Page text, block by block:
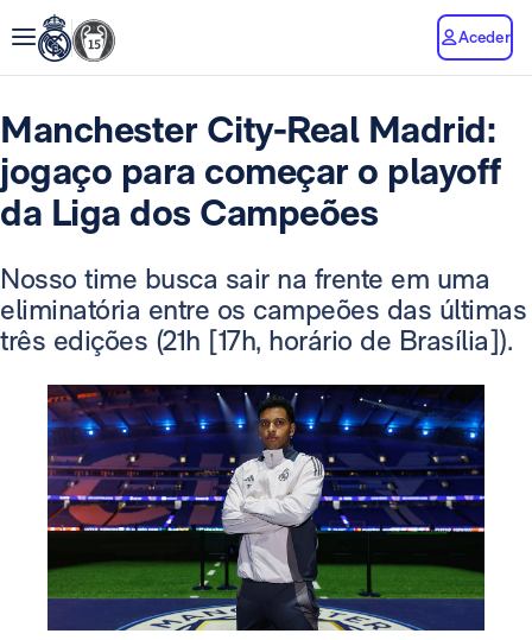
Aceder
Manchester City-Real Madrid:
jogaço para começar o playoff
da Liga dos Campeões
Nosso time busca sair na frente em uma
eliminatória entre os campeões das últimas
três edições (21h [17h, horário de Brasília]).